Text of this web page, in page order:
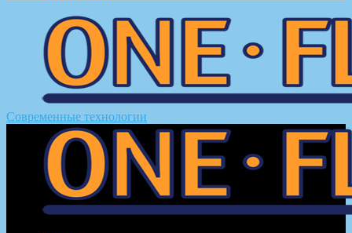
Современные технологии